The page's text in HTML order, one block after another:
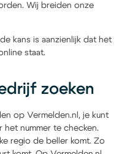
Wij breiden onze
kans is aanzienlijk dat het
staat.
zoeken
op Vermelden.nl, je kunt
nummer te checken.
regio de beller komt. Zo